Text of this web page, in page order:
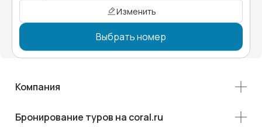
Изменить
Выбрать номер
Компания
Бронирование туров на coral.ru